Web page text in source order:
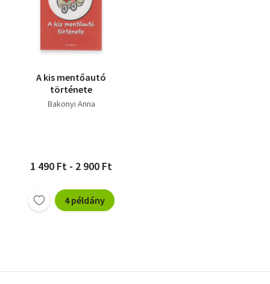
A kis mentőautó
története
Bakonyi Anna
1 490 Ft - 2 900 Ft
4 példány